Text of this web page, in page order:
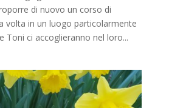
di nuovo un corso di
volta in un luogo particolarmente
Toni ci accoglieranno nel loro...